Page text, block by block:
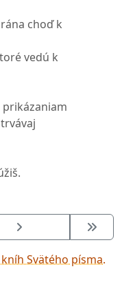
choď k
vedú k
prikázaniam
Svätého písma.